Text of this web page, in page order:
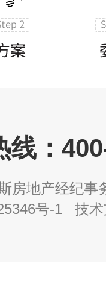
：
房地产经纪事
号-1 技术